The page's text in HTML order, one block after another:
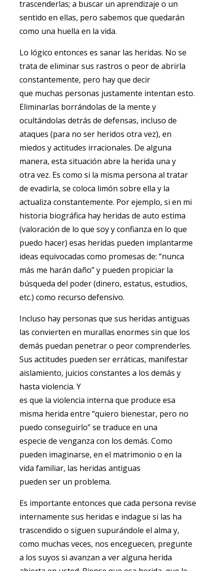
trascenderlas; a buscar un aprendizaje o un
sentido en ellas, pero sabemos que quedarán
como una huella en la vida.
Lo lógico entonces es sanar las heridas. No se
trata de eliminar sus rastros o peor de abrirla
constantemente, pero hay que decir
que muchas personas justamente intentan esto.
Eliminarlas borrándolas de la mente y
ocultándolas detrás de defensas, incluso de
ataques (para no ser heridos otra vez), en
miedos y actitudes irracionales. De alguna
manera, esta situación abre la herida una y
otra vez. Es como si la misma persona al tratar
de evadirla, se coloca limón sobre ella y la
actualiza constantemente. Por ejemplo, si en mi
historia biográfica hay heridas de auto estima
(valoración de lo que soy y confianza en lo que
puedo hacer) esas heridas pueden implantarme
ideas equivocadas como promesas de: “nunca
más me harán daño” y pueden propiciar la
búsqueda del poder (dinero, estatus, estudios,
etc.) como recurso defensivo.
Incluso hay personas que sus heridas antiguas
las convierten en murallas enormes sin que los
demás puedan penetrar o peor comprenderles.
Sus actitudes pueden ser erráticas, manifestar
aislamiento, juicios constantes a los demás y
hasta violencia. Y
es que la violencia interna que produce esa
misma herida entre “quiero bienestar, pero no
puedo conseguirlo” se traduce en una
especie de venganza con los demás. Como
pueden imaginarse, en el matrimonio o en la
vida familiar, las heridas antiguas
pueden ser un problema.
Es importante entonces que cada persona revise
internamente sus heridas e indague si las ha
trascendido o siguen supurándole el alma y,
como muchas veces, nos enceguecen, pregunte
a los suyos si avanzan a ver alguna herida